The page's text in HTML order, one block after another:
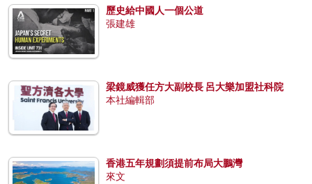
歷史給中國人一個公道
張建雄
梁鏡威獲任方大副校長 呂大樂加盟社科院
本社編輯部
香港五年規劃須提前布局大鵬灣
來文